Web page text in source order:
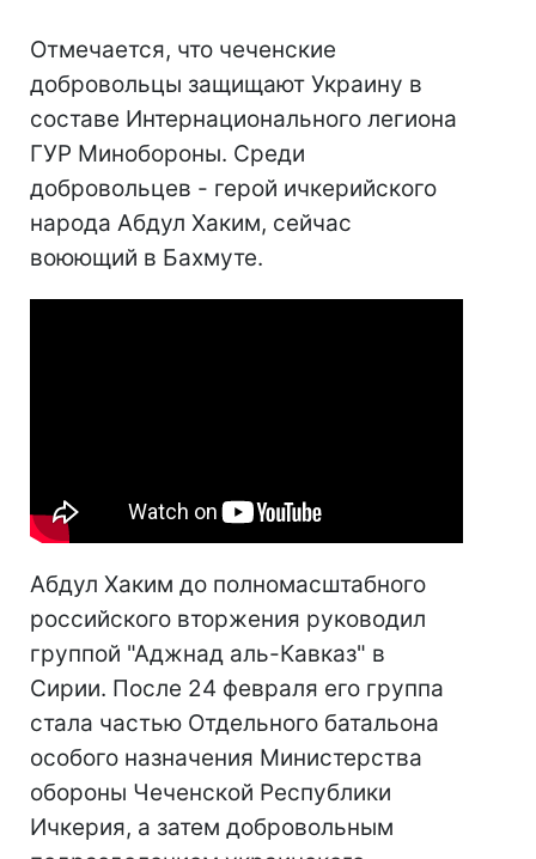
Отмечается, что чеченские
добровольцы защищают Украину в
составе Интернационального легиона
ГУР Минобороны. Среди
добровольцев - герой ичкерийского
народа Абдул Хаким, сейчас
воюющий в Бахмуте.
Абдул Хаким до полномасштабного
российского вторжения руководил
группой "Аджнад аль-Кавказ" в
Сирии. После 24 февраля его группа
стала частью Отдельного батальона
особого назначения Министерства
обороны Чеченской Республики
Ичкерия, а затем добровольным